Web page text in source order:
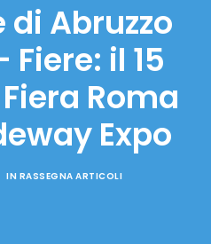
Abruzzo
il 15
Roma
Expo
IN RASSEGNA ARTICOLI